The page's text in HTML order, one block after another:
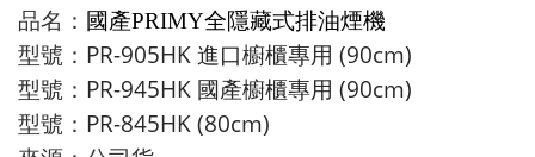
品名： 國產PRIMY全隱藏式排油煙機
型號： PR-905HK 進口櫥櫃專用 (90cm)
型號： PR-945HK 國產櫥櫃專用 (90cm)
型號： PR-845HK (80cm)